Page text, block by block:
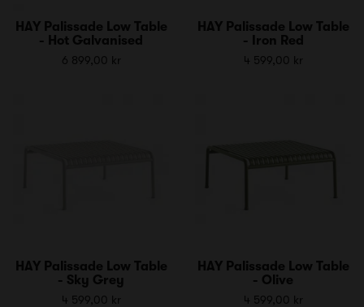
HAY Palissade Low Table
- Hot Galvanised
6 899,00 kr
HAY Palissade Low Table
- Iron Red
4 599,00 kr
HAY Palissade Low Table
- Sky Grey
4 599,00 kr
HAY Palissade Low Table
- Olive
4 599,00 kr